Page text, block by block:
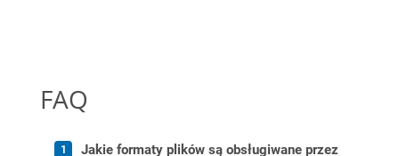
FAQ
Jakie formaty plików są obsługiwane przez